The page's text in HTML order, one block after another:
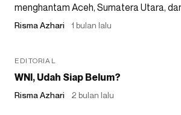
menghantam Aceh, Sumatera Utara,
Risma Azhari 1 bulan lalu
EDITORIAL
WNI, Udah Siap Belum?
Risma Azhari 2 bulan lalu